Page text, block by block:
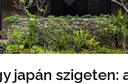
japán szigeten: